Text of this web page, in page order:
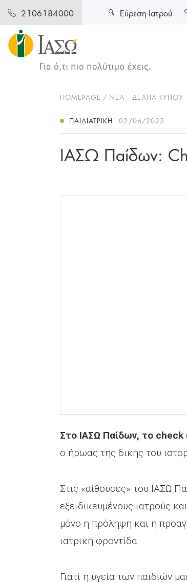
2106184000 Εύρεση Ιατρού
HOMEPAGE ΝΕΑ - ΔΕΛΤΙΑ ΤΥΠΟΥ
ΠΑΙΔΙΑΤΡΙΚΉ 02/06/2025
ΙΑΣΩ Παίδων:
Στο ΙΑΣΩ Παίδων, το check
ο ήρωας της δικής του
Στις «αίθουσες» του ΙΑΣΩ
εξειδικευμένους ιατρούς
μόνο η πρόληψη και η
ιατρική φροντίδα.
Γιατί η υγεία των παιδιών